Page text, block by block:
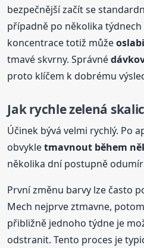
bezpečnější začít se
případně po několika
koncentrace totiž může
tmavé skvrny. Správné
proto klíčem k dobrému
Jak rychle zelená
Účinek bývá velmi rychlý. Po
obvykletmavnout během
několika dní postupně
První změnu barvy lze často
Mech nejprve ztmavne,
přibližně jednoho týdne je
odstranit. Tento proces je